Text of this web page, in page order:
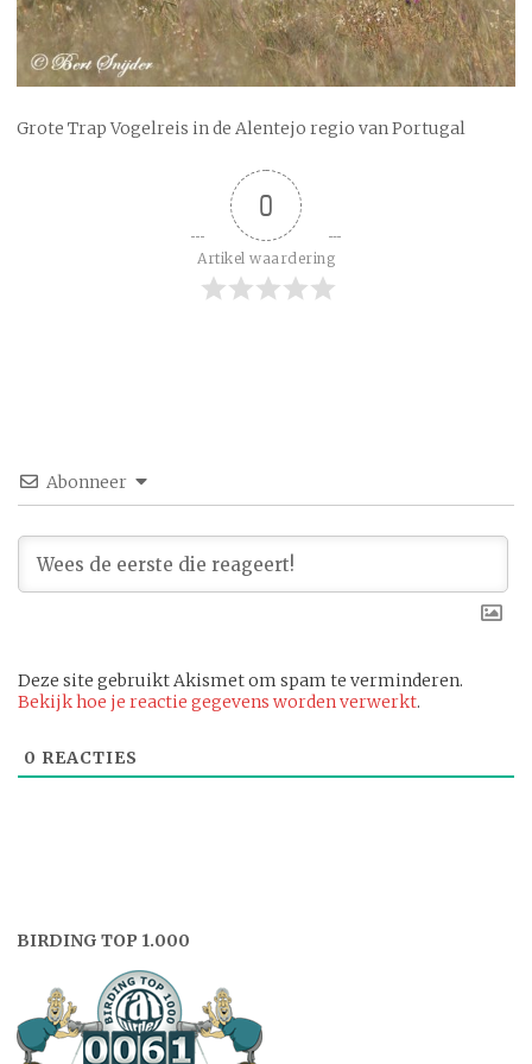
Grote Trap Vogelreis in de Alentejo regio van Portugal
0
Artikel waardering
Abonneer
Deze site gebruikt Akismet om spam te verminderen.
Bekijk hoe je reactie gegevens worden verwerkt.
0 REACTIES
BIRDING TOP 1.000